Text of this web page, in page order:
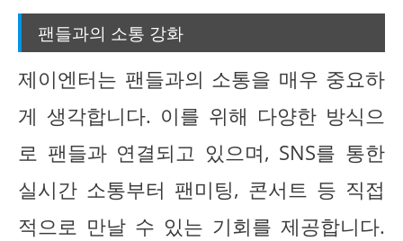
팬들과의 소통 강화
제이엔터는 팬들과의 소통을 매우 중요하
게 생각합니다. 이를 위해 다양한 방식으
로 팬들과 연결되고 있으며, SNS를 통한
실시간 소통부터 팬미팅, 콘서트 등 직접
적으로 만날 수 있는 기회를 제공합니다.